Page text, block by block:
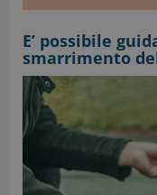
E’ possibile
smarrimento